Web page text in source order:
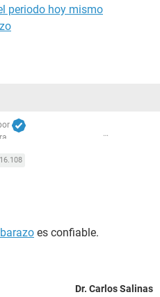
periodo hoy mismo
16.108
es confiable.
Dr. Carlos Salinas